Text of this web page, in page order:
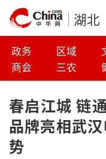
湖北
政务 区域
商会
三农
春启江城 链
品牌亮相武
势